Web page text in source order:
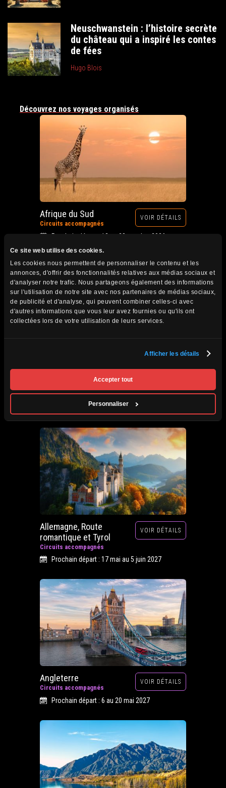
Ce site web utilise des cookies.
Les cookies nous permettent de personnaliser le contenu et les
annonces, d'offrir des fonctionnalités relatives aux médias sociaux et
d'analyser notre trafic. Nous partageons également des informations
sur l'utilisation de notre site avec nos partenaires de médias sociaux,
de publicité et d'analyse, qui peuvent combiner celles-ci avec
d'autres informations que vous leur avez fournies ou qu'ils ont
collectées lors de votre utilisation de leurs services.
Afficher les détails
Accepter tout
Personnaliser
Neuschwanstein : l’histoire secrète
du château qui a inspiré les contes
de fées
Hugo Blois
Découvrez nos voyages organisés
Afrique du Sud
Circuits accompagnés
VOIR DÉTAILS
Prochain départ : 12 au 28 octobre 2026
Allemagne, Route
romantique et Tyrol
Circuits accompagnés
VOIR DÉTAILS
Prochain départ : 17 mai au 5 juin 2027
Angleterre
Circuits accompagnés
VOIR DÉTAILS
Prochain départ : 6 au 20 mai 2027